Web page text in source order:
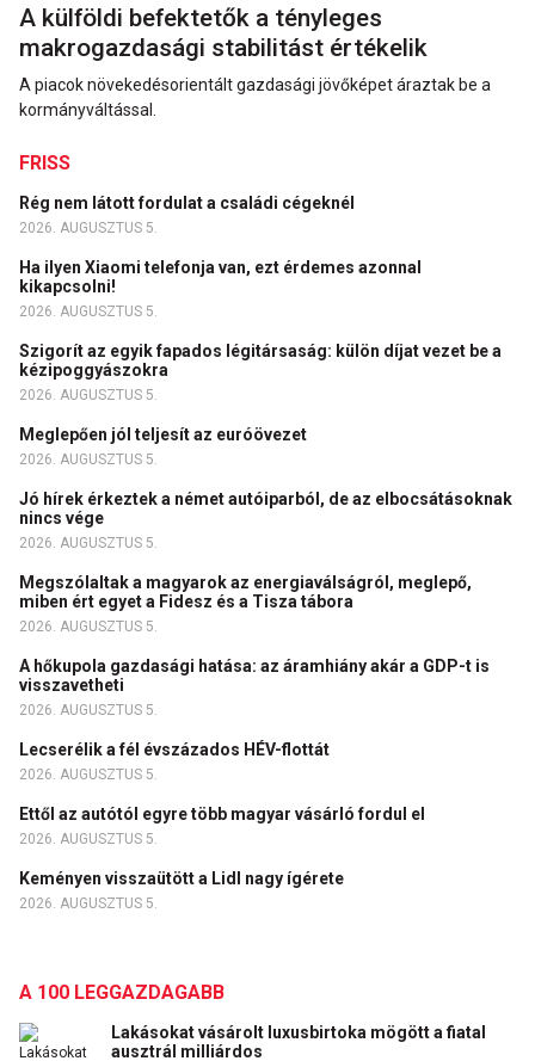
A külföldi befektetők a tényleges
makrogazdasági stabilitást értékelik
A piacok növekedésorientált gazdasági jövőképet áraztak be a
kormányváltással.
FRISS
Rég nem látott fordulat a családi cégeknél
2026. AUGUSZTUS 5.
Ha ilyen Xiaomi telefonja van, ezt érdemes azonnal
kikapcsolni!
2026. AUGUSZTUS 5.
Szigorít az egyik fapados légitársaság: külön díjat vezet be a
kézipoggyászokra
2026. AUGUSZTUS 5.
Meglepően jól teljesít az euróövezet
2026. AUGUSZTUS 5.
Jó hírek érkeztek a német autóiparból, de az elbocsátásoknak
nincs vége
2026. AUGUSZTUS 5.
Megszólaltak a magyarok az energiaválságról, meglepő,
miben ért egyet a Fidesz és a Tisza tábora
2026. AUGUSZTUS 5.
A hőkupola gazdasági hatása: az áramhiány akár a GDP-t is
visszavetheti
2026. AUGUSZTUS 5.
Lecserélik a fél évszázados HÉV-flottát
2026. AUGUSZTUS 5.
Ettől az autótól egyre több magyar vásárló fordul el
2026. AUGUSZTUS 5.
Keményen visszaütött a Lidl nagy ígérete
2026. AUGUSZTUS 5.
A 100 LEGGAZDAGABB
Lakásokat vásárolt luxusbirtoka mögött a fiatal
ausztrál milliárdos